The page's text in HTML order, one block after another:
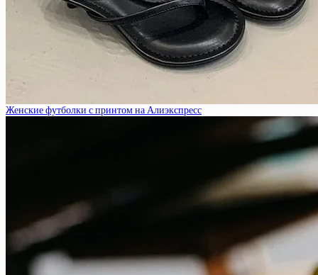
Женские футболки с принтом на Алиэкспресс